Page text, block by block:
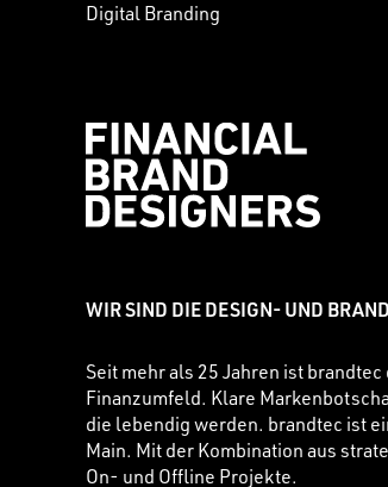
Digital Branding
WIR SIND DIE DESIGN- UND
Seit mehr als 25 Jahren ist
Finanzumfeld. Klare
die lebendig werden. brandtec ist
Main. Mit der Kombination aus
On- und Offline Projekte.